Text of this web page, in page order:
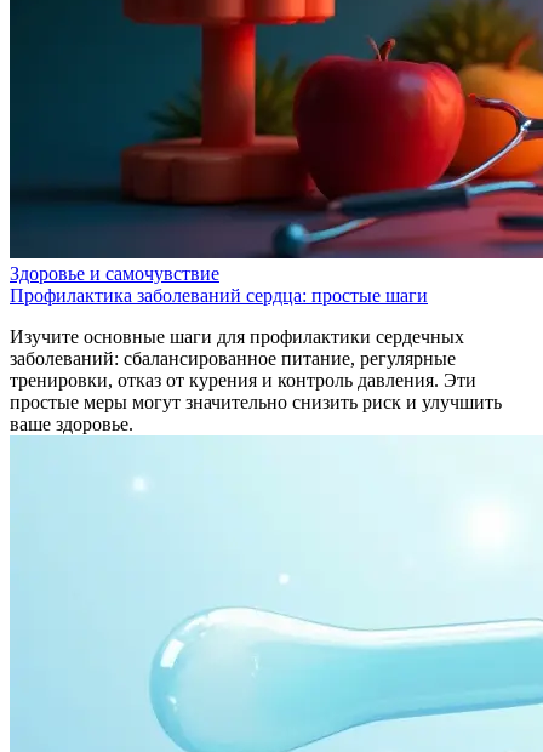
Здоровье и самочувствие
Профилактика заболеваний сердца: простые шаги
Изучите основные шаги для профилактики сердечных
заболеваний: сбалансированное питание, регулярные
тренировки, отказ от курения и контроль давления. Эти
простые меры могут значительно снизить риск и улучшить
ваше здоровье.